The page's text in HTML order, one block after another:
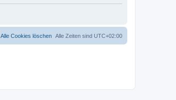
Alle Zeiten sind UTC+02:00
Alle Cookies löschen